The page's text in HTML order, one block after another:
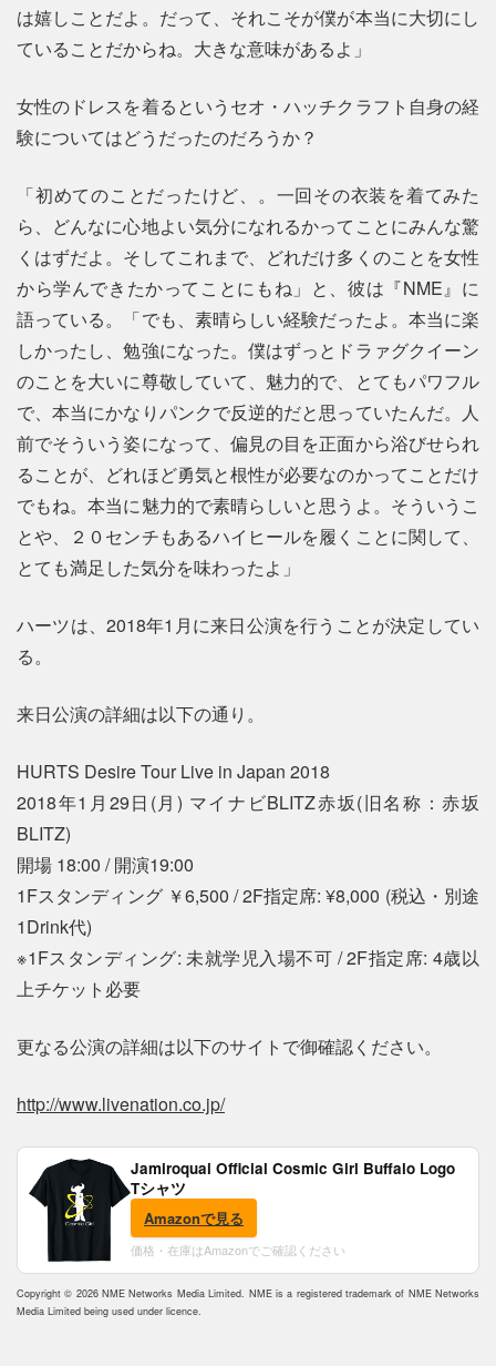
は嬉しことだよ。だって、それこそが僕が本当に大切にし
ていることだからね。大きな意味があるよ」
女性のドレスを着るというセオ・ハッチクラフト自身の経
験についてはどうだったのだろうか？
「初めてのことだったけど、。一回その衣装を着てみた
ら、どんなに心地よい気分になれるかってことにみんな驚
くはずだよ。そしてこれまで、どれだけ多くのことを女性
から学んできたかってことにもね」と、彼は『NME』に
語っている。「でも、素晴らしい経験だったよ。本当に楽
しかったし、勉強になった。僕はずっとドラァグクイーン
のことを大いに尊敬していて、魅力的で、とてもパワフル
で、本当にかなりパンクで反逆的だと思っていたんだ。人
前でそういう姿になって、偏見の目を正面から浴びせられ
ることが、どれほど勇気と根性が必要なのかってことだけ
でもね。本当に魅力的で素晴らしいと思うよ。そういうこ
とや、２０センチもあるハイヒールを履くことに関して、
とても満足した気分を味わったよ」
ハーツは、2018年1月に来日公演を行うことが決定してい
る。
来日公演の詳細は以下の通り。
HURTS Desire Tour Live in Japan 2018
2018年1月29日(月) マイナビBLITZ赤坂(旧名称：赤坂
BLITZ)
開場 18:00 / 開演19:00
1Fスタンディング ￥6,500 / 2F指定席: ¥8,000 (税込・別途
1Drink代)
※1Fスタンディング: 未就学児入場不可 / 2F指定席: 4歳以
上チケット必要
更なる公演の詳細は以下のサイトで御確認ください。
http://www.livenation.co.jp/
Jamiroquai Official Cosmic Girl Buffalo Logo
Tシャツ
Amazonで見る
価格・在庫はAmazonでご確認ください
Copyright © 2026 NME Networks Media Limited. NME is a registered trademark of NME Networks
Media Limited being used under licence.